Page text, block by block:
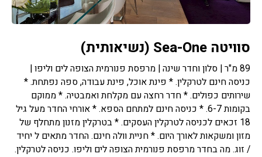
סוויטה Sea-One (נשיאותית)
89 מ"ר | סלון וחדר שינה | מרפסת פנורמית הצופה לים וליפו |
כניסה חינם לטרקלין. * פינת אוכל, פינת עבודה, ספה נפתחת. *
שירותים כפולים. * חדר רחצה עם מקלחת ואמבטיה. * ממוקם
בקומות 6-7. * כניסה חינם למתחם הספא. * אורחי החדר מעל גיל
18 זכאים לכניסה לטרקלין העסקים. * בטרקלין מזנון מתחלף של
מזון ומשקאות לאורך היום. * חניית וולה חינם. החדר מתאים ל יחיד
/ זוג. מה בחדר מרפסת פנורמית הצופה לים וליפו. כניסה לטרקלין.